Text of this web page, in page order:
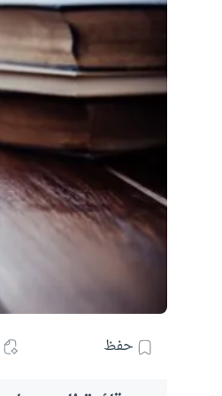
حفظ